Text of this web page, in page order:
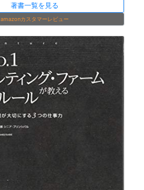
著書一覧を見る
amazonカスタマーレビュー